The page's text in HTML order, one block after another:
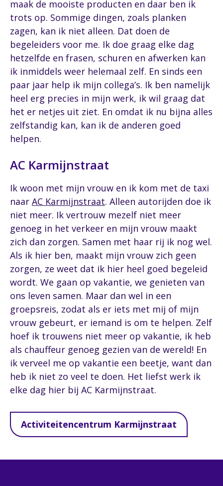
maak de mooiste producten en daar ben ik
trots op. Sommige dingen, zoals planken
zagen, kan ik niet alleen. Dat doen de
begeleiders voor me. Ik doe graag elke dag
hetzelfde en frasen, schuren en afwerken kan
ik inmiddels weer helemaal zelf. En sinds een
paar jaar help ik mijn collega’s. Ik ben namelijk
heel erg precies in mijn werk, ik wil graag dat
het er netjes uit ziet. En omdat ik nu bijna alles
zelfstandig kan, kan ik de anderen goed
helpen.
AC Karmijnstraat
Ik woon met mijn vrouw en ik kom met de taxi
naar AC Karmijnstraat. Alleen autorijden doe ik
niet meer. Ik vertrouw mezelf niet meer
genoeg in het verkeer en mijn vrouw maakt
zich dan zorgen. Samen met haar rij ik nog wel.
Als ik hier ben, maakt mijn vrouw zich geen
zorgen, ze weet dat ik hier heel goed begeleid
wordt. We gaan op vakantie, we genieten van
ons leven samen. Maar dan wel in een
groepsreis, zodat als er iets met mij of mijn
vrouw gebeurt, er iemand is om te helpen. Zelf
hoef ik trouwens niet meer op vakantie, ik heb
als chauffeur genoeg gezien van de wereld! En
ik verveel me op vakantie een beetje, want dan
heb ik niet zo veel te doen. Het liefst werk ik
elke dag hier bij AC Karmijnstraat.
Activiteitencentrum Karmijnstraat